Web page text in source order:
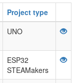
Project type
UNO
ESP32
STEAMakers